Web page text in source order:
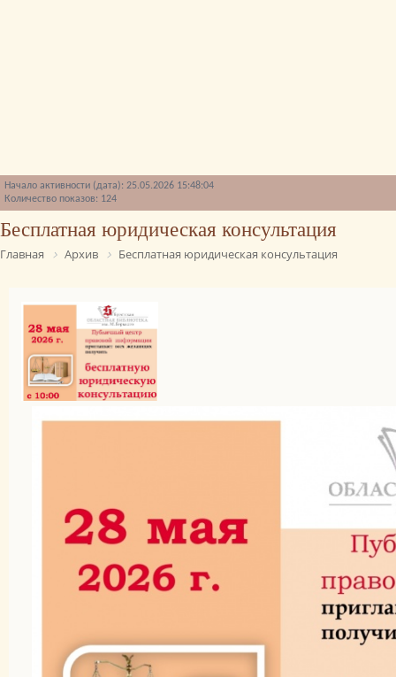
Начало активности (дата): 25.05.2026 15:48:04
Количество показов: 124
Бесплатная юридическая консультация
Главная Архив Бесплатная юридическая консультация